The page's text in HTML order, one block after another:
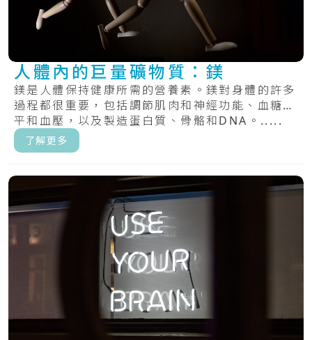
人體內的巨量礦物質：鎂
鎂是人體保持健康所需的營養素。鎂對身體的許多
過程都很重要，包括調節肌肉和神經功能、血糖水
平和血壓，以及製造蛋白質、骨骼和DNA。.....
了解更多